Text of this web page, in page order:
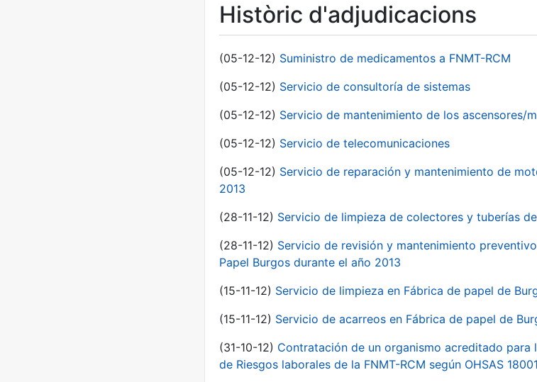
Històric d'adjudicacions
(05-12-12) Suministro de medicamentos a FNMT-RCM
(05-12-12) Servicio de consultoría de sistemas
(05-12-12) Servicio de mantenimiento de los ascensores/
(05-12-12) Servicio de telecomunicaciones
(05-12-12) Servicio de reparación y mantenimiento de
2013
(28-11-12) Servicio de limpieza de colectores y tuberías
(28-11-12) Servicio de revisión y mantenimiento
Papel Burgos durante el año 2013
(15-11-12) Servicio de limpieza en Fábrica de papel de
(15-11-12) Servicio de acarreos en Fábrica de papel de
(31-10-12) Contratación de un organismo acreditado
de Riesgos laborales de la FNMT-RCM según OHSAS 18001